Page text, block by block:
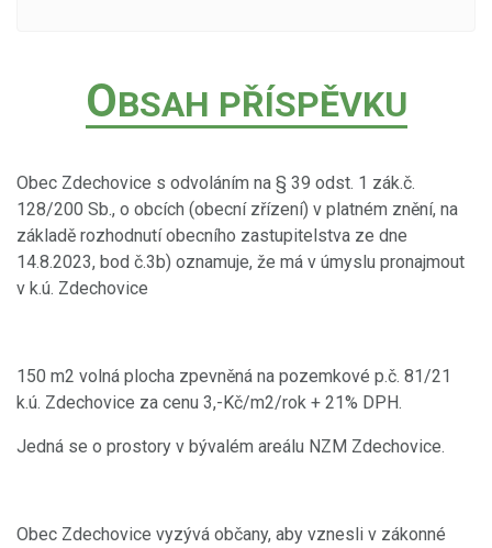
OBSAH PŘÍSPĚVKU
Obec Zdechovice s odvoláním na § 39 odst. 1 zák.č.
128/200 Sb., o obcích (obecní zřízení) v platném znění, na
základě rozhodnutí obecního zastupitelstva ze dne
14.8.2023, bod č.3b) oznamuje, že má v úmyslu pronajmout
v k.ú. Zdechovice
150 m2 volná plocha zpevněná na pozemkové p.č. 81/21
k.ú. Zdechovice za cenu 3,-Kč/m2/rok + 21% DPH.
Jedná se o prostory v bývalém areálu NZM Zdechovice.
Obec Zdechovice vyzývá občany, aby vznesli v zákonné